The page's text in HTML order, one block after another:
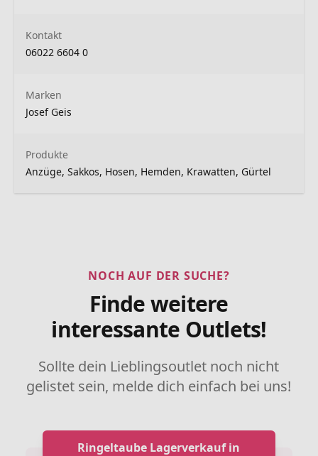
Kontakt
06022 6604 0
Marken
Josef Geis
Produkte
Anzüge, Sakkos, Hosen, Hemden, Krawatten, Gürtel
NOCH AUF DER SUCHE?
Finde weitere
interessante Outlets!
Sollte dein Lieblingsoutlet noch nicht
gelistet sein, melde dich einfach bei uns!
Ringeltaube Lagerverkauf in